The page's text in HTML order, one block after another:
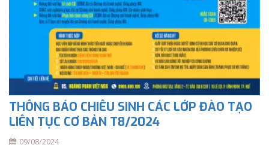
THÔNG BÁO CHIÊU SINH CÁC LỚP ĐÀO TẠO
LIÊN TỤC CƠ BẢN T8/2024
09/08/2024